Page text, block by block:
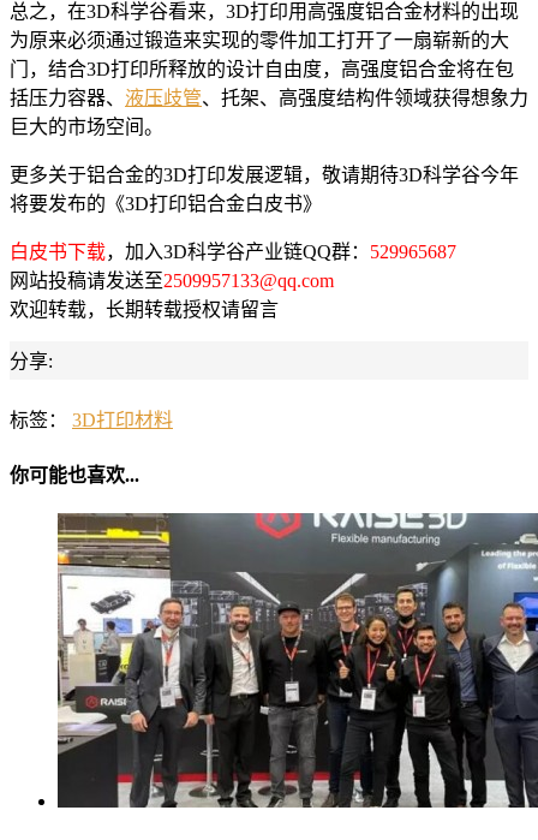
总之，在3D科学谷看来，3D打印用高强度铝合金材料的出现
为原来必须通过锻造来实现的零件加工打开了一扇崭新的大
门，结合3D打印所释放的设计自由度，高强度铝合金将在包
括压力容器、 液压歧管、托架、高强度结构件领域获得想象力
巨大的市场空间。
更多关于铝合金的3D打印发展逻辑，敬请期待3D科学谷今年
将要发布的《3D打印铝合金白皮书》
白皮书下载，加入3D科学谷产业链QQ群： 529965687
网站投稿请发送至2509957133@qq.com
欢迎转载，长期转载授权请留言
分享:
标签： 3D打印材料
你可能也喜欢...